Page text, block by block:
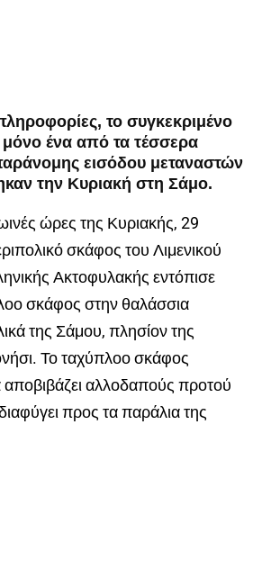
το συγκεκριμένο
μόνο ένα από τα τέσσερα
εισόδου μεταναστών
την Κυριακή στη Σάμο.
ώρες της Κυριακής, 29
σκάφος του Λιμενικού
Ακτοφυλακής εντόπισε
σκάφος στην θαλάσσια
της Σάμου, πλησίον της
Το ταχύπλοο σκάφος
αποβιβάζει αλλοδαπούς προτού
προς τα παράλια της